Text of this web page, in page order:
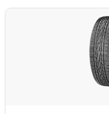
Alle Arten (3)
Ganzjahresreifen (3)